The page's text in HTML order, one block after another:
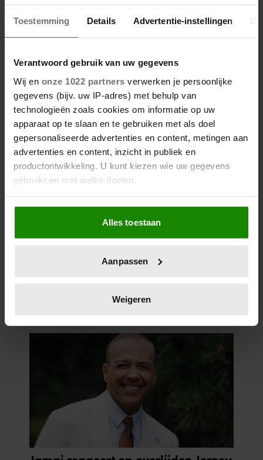
Toestemming Details Advertentie-instellingen
Verantwoord gebruik van uw gegevens
Wij en onze 1022 partners verwerken je persoonlijke
gegevens (bijv. uw IP-adres) met behulp van
technologieën zoals cookies om informatie op uw
apparaat op te slaan en te gebruiken met als doel
gepersonaliseerde advertenties en content, metingen aan
advertenties en content, inzicht in publiek en
productontwikkeling. U kunt kiezen wie uw gegevens
gebruikt en met welke doelen.
Als u het toestaat, willen we ook graag:
Informatie verzamelen over uw geografische
locatie, die tot een paar meter nauwkeurig kan zijn
scannen op specifieke eigenschappen (fingerprinting)
verwerkt en stel uw voorkeuren in het
intrekken in de Cookieverklaring.
personaliseren, om functies voor social media te bieden
en om ons websiteverkeer te analyseren. Ook delen we
informatie over uw gebruik van onze site met onze
partners voor social media, adverteren en analyse. Deze
partners kunnen deze gegevens combineren met andere
informatie die u aan ze heeft verstrekt of die ze hebben
Alles toestaan
Aanpassen
Weigeren